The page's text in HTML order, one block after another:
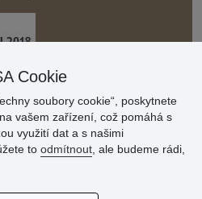
za slušné ceny. Vřele
Cookie
soubory cookie“, poskytnete
vašem zařízení, což pomáhá s
využití dat a s našimi
to odmítnout , ale budeme rádi,